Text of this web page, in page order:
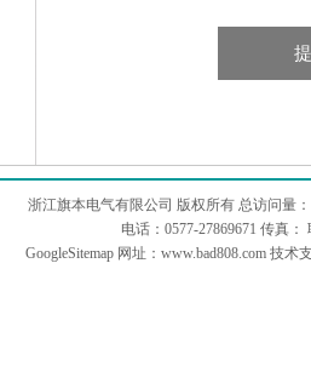
浙江旗本电气有限公司 版权所有 总访问量：
电话：0577-27869671 传真
GoogleSitemap 网址：www.bad808.com 技